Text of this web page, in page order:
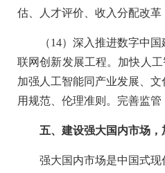
估、人才评价、收入分配改
（14）深入推进数字中
联网创新发展工程。加快人
加强人工智能同产业发展、
用规范、伦理准则。完善监
五、建设强大国内市场
强大国内市场是中国式